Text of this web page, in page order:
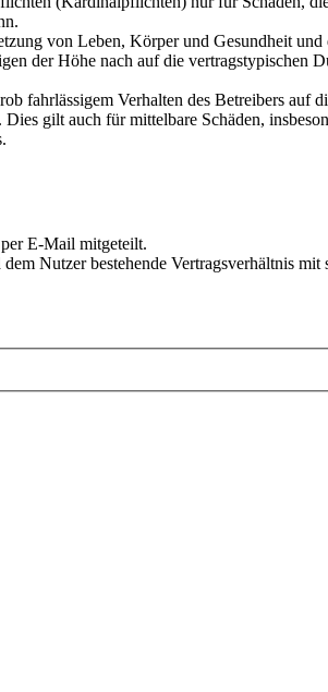
von Leben, Körper und Gesundheit und
der Höhe nach auf die vertragstypischen
fahrlässigem Verhalten des Betreibers auf
gilt auch für mittelbare Schäden,
E-Mail mitgeteilt.
Nutzer bestehende Vertragsverhältnis